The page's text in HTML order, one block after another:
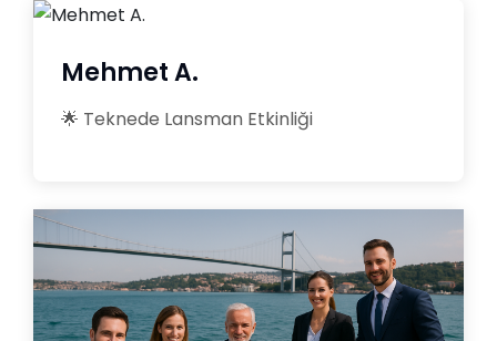
Mehmet A.
🌟 Teknede Lansman Etkinliği